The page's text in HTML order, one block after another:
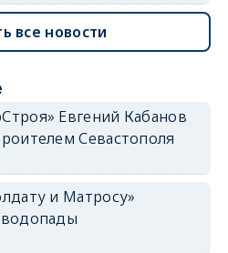
все новости
Евгений Кабанов
Севастополя
и Матросу»
водопады